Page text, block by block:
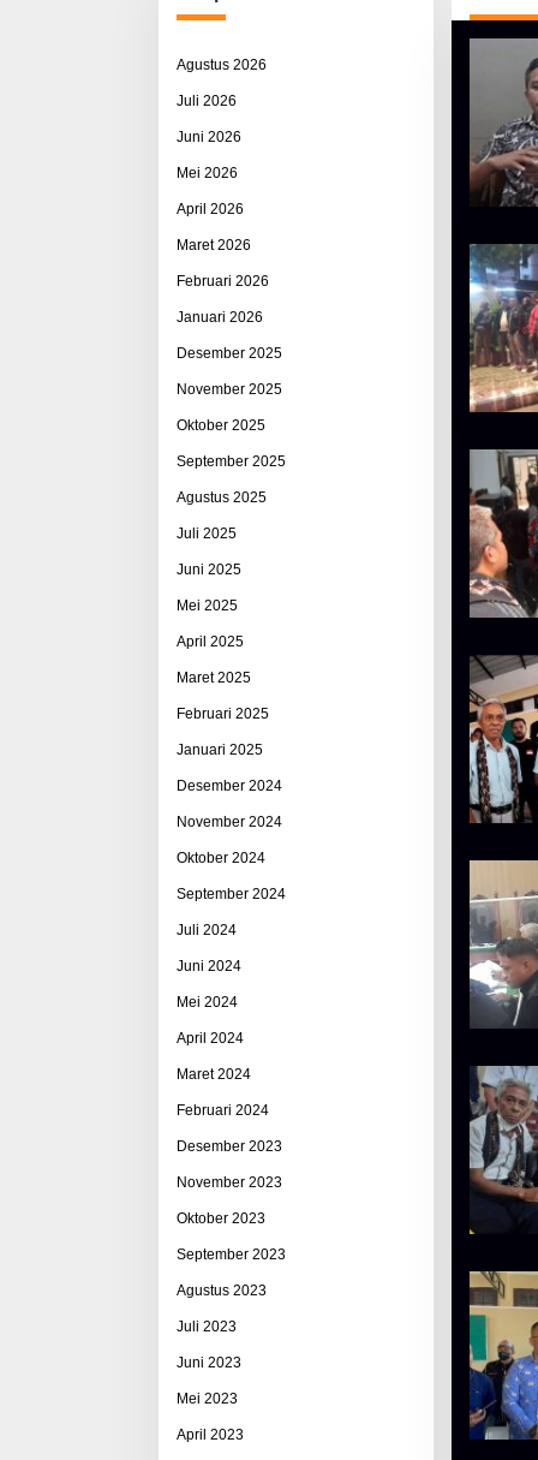
Agustus 2026
Juli 2026
Juni 2026
Mei 2026
April 2026
Maret 2026
Februari 2026
Januari 2026
Desember 2025
November 2025
Oktober 2025
September 2025
Agustus 2025
Juli 2025
Juni 2025
Mei 2025
April 2025
Maret 2025
Februari 2025
Januari 2025
Desember 2024
November 2024
Oktober 2024
September 2024
Juli 2024
Juni 2024
Mei 2024
April 2024
Maret 2024
Februari 2024
Desember 2023
November 2023
Oktober 2023
September 2023
Agustus 2023
Juli 2023
Juni 2023
Mei 2023
April 2023